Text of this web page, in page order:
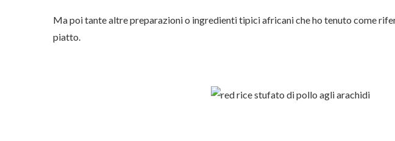
Ma poi tante altre preparazioni o ingredienti tipici africani che ho tenuto come
piatto.